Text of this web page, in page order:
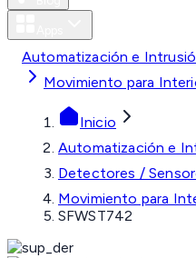
Automatización e
Movimiento para
Inicio
Automatización e
Detectores /
Movimiento para
SFWST742